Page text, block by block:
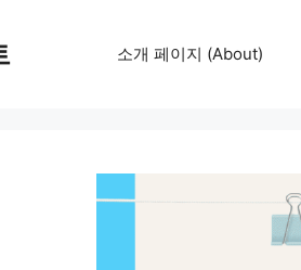
소개 페이지 (About)